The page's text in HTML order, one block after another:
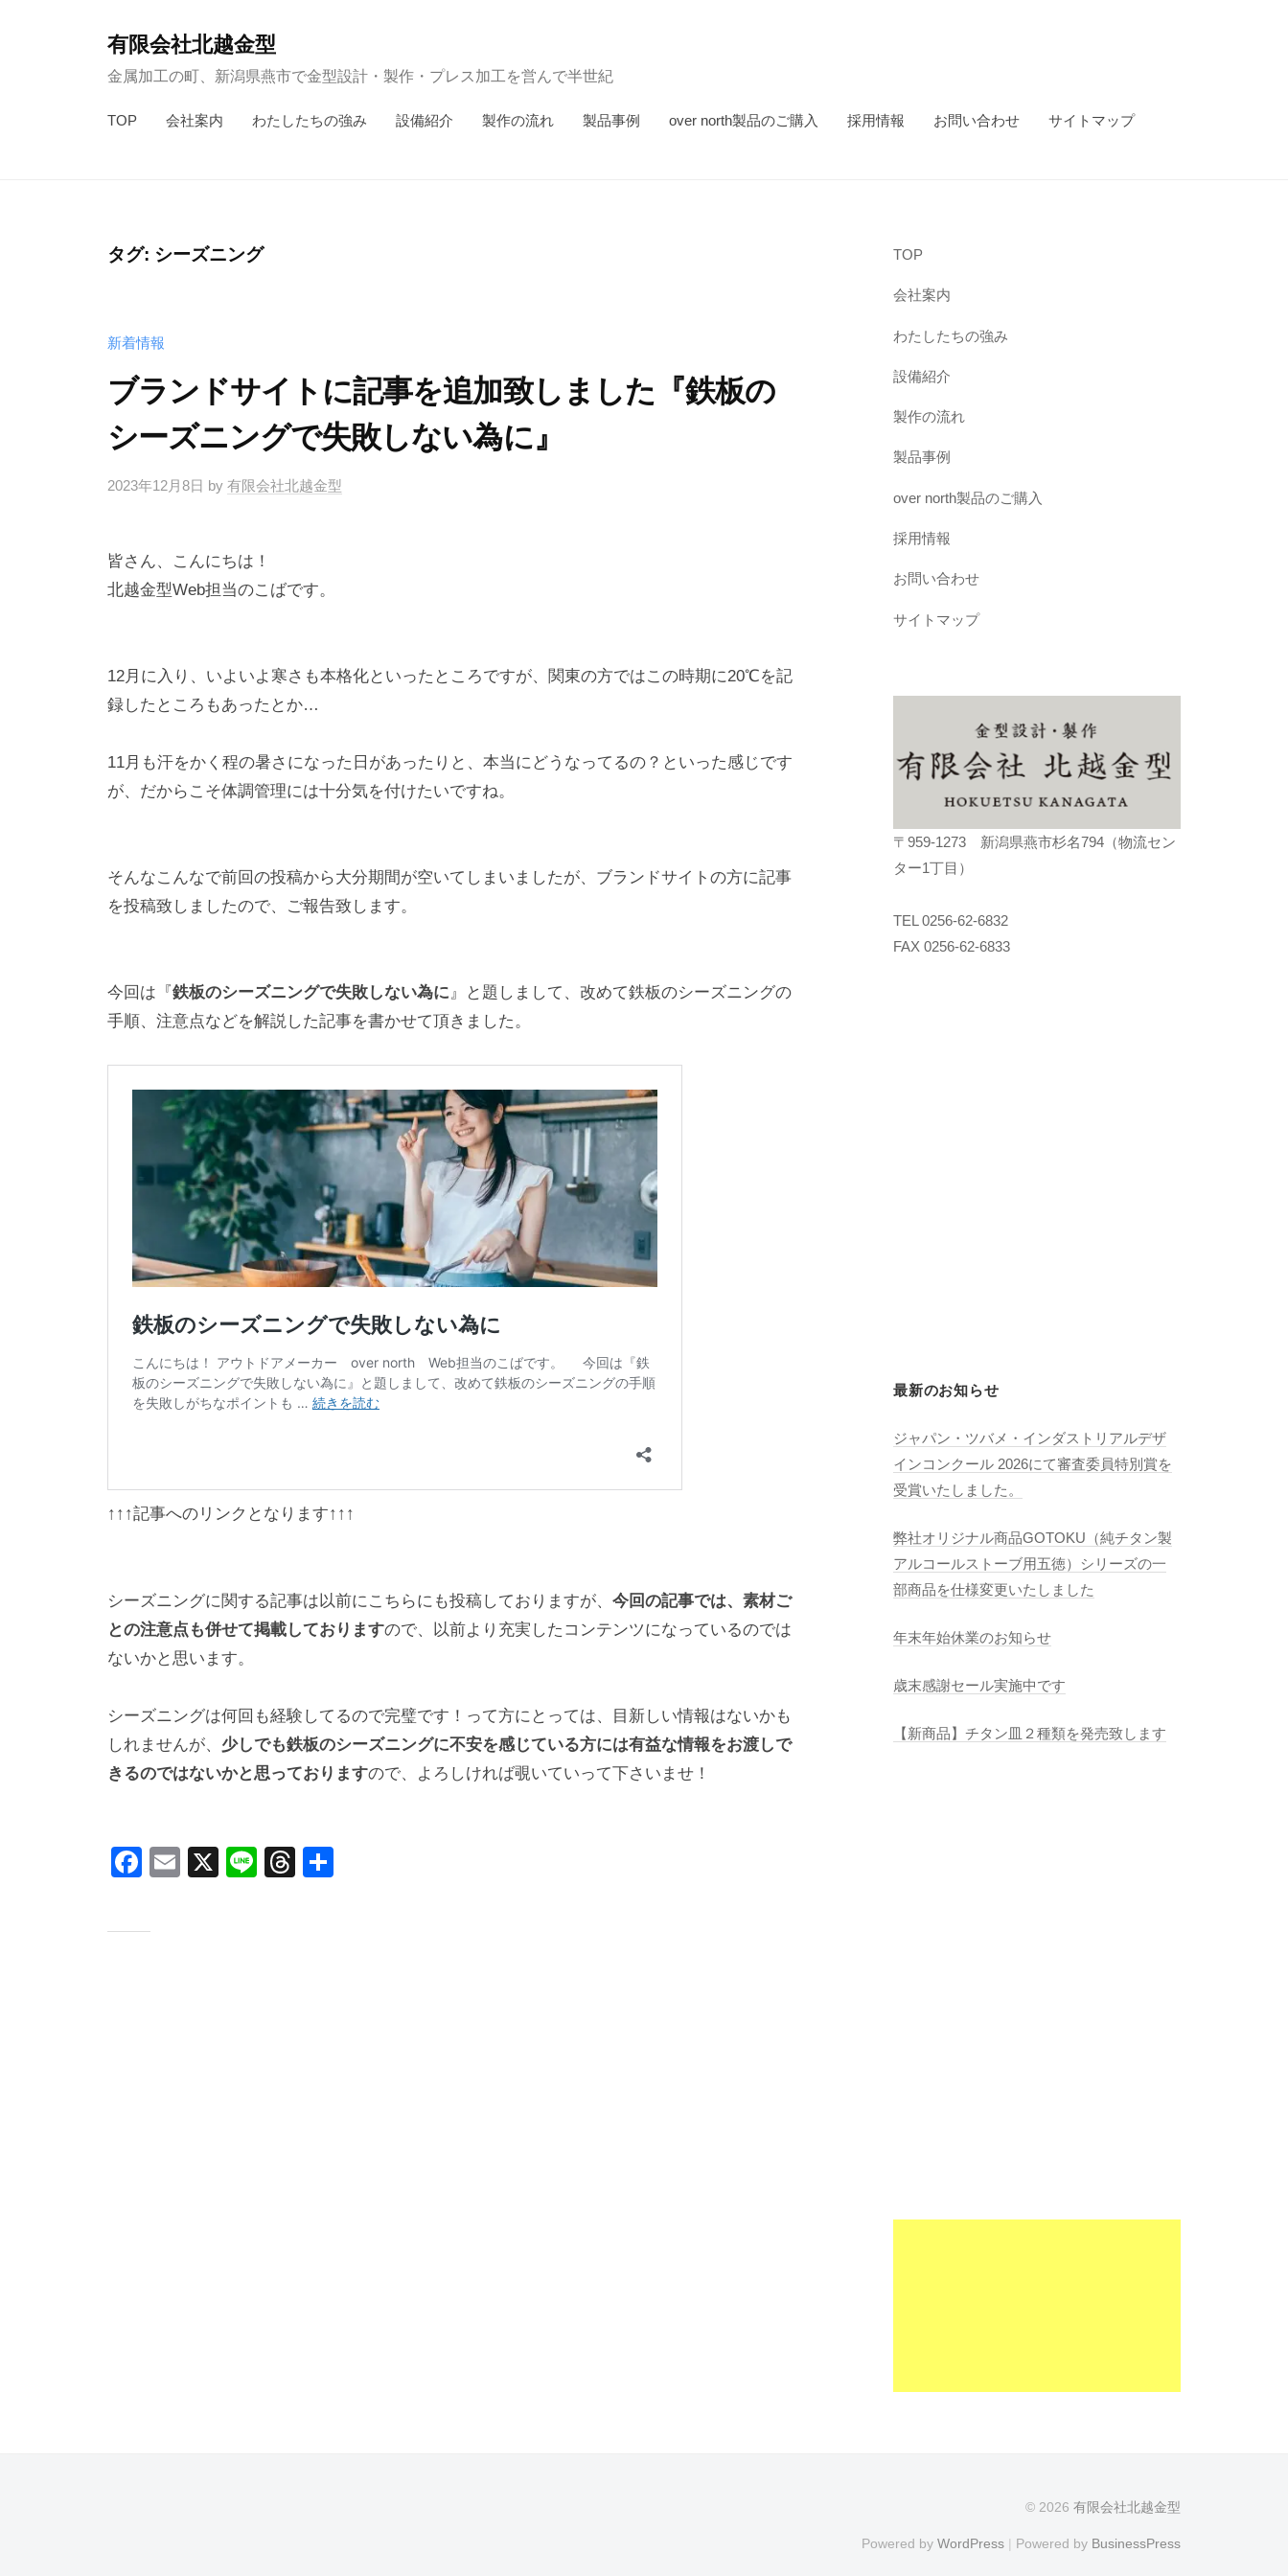
有限会社北越金型
金属加工の町、新潟県燕市で金型設計・製作・プレス加工を営んで半世紀
TOP 会社案内 わたしたちの強み 設備紹介 製作の流れ 製品事例 over north製品のご購入 採用情報 お問い合わせ サイトマップ
タグ: シーズニング
新着情報
ブランドサイトに記事を追加致しました『鉄板の
シーズニングで失敗しない為に』
2023年12月8日 by 有限会社北越金型
皆さん、こんにちは！
北越金型Web担当のこばです。
12月に入り、いよいよ寒さも本格化といったところですが、関東の方ではこの時期に20℃を記
録したところもあったとか…
11月も汗をかく程の暑さになった日があったりと、本当にどうなってるの？といった感じです
が、だからこそ体調管理には十分気を付けたいですね。
そんなこんなで前回の投稿から大分期間が空いてしまいましたが、ブランドサイトの方に記事
を投稿致しましたので、ご報告致します。
今回は『鉄板のシーズニングで失敗しない為に 』と題しまして、改めて鉄板のシーズニングの
手順、注意点などを解説した記事を書かせて頂きました。
↑↑↑記事へのリンクとなります↑↑↑
シーズニングに関する記事は以前にこちらにも投稿しておりますが、 今回の記事では、素材ご
との注意点も併せて掲載しておりますので、以前より充実したコンテンツになっているのでは
ないかと思います。
シーズニングは何回も経験してるので完璧です！って方にとっては、目新しい情報はないかも
しれませんが、 少しでも鉄板のシーズニングに不安を感じている方には有益な情報をお渡しで
きるのではないかと思っておりますので、よろしければ覗いていって下さいませ！
F
c
E
X
Li
T
TOP
会社案内
わたしたちの強み
設備紹介
製作の流れ
製品事例
over north製品のご購入
採用情報
お問い合わせ
サイトマップ
〒959-1273 新潟県燕市杉名794（物流セン
ター1丁目）
TEL 0256-62-6832
FAX 0256-62-6833
最新のお知らせ
ジャパン・ツバメ・インダストリアルデザ
インコンクール 2026にて審査委員特別賞を
受賞いたしました。
弊社オリジナル商品GOTOKU（純チタン製
アルコールストーブ用五徳）シリーズの一
部商品を仕様変更いたしました
年末年始休業のお知らせ
歳末感謝セール実施中です
【新商品】チタン皿２種類を発売致します
© 2026 有限会社北越金型
Powered by WordPress | Powered by BusinessPress